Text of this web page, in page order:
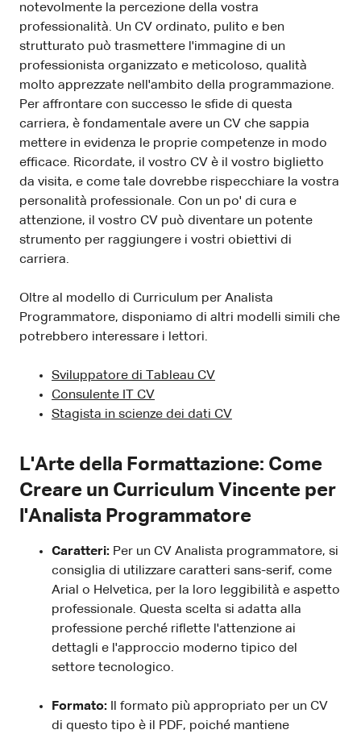
notevolmente la percezione della vostra
professionalità. Un CV ordinato, pulito e ben
strutturato può trasmettere l'immagine di un
professionista organizzato e meticoloso, qualità
molto apprezzate nell'ambito della programmazione.
Per affrontare con successo le sfide di questa
carriera, è fondamentale avere un CV che sappia
mettere in evidenza le proprie competenze in modo
efficace. Ricordate, il vostro CV è il vostro biglietto
da visita, e come tale dovrebbe rispecchiare la vostra
personalità professionale. Con un po' di cura e
attenzione, il vostro CV può diventare un potente
strumento per raggiungere i vostri obiettivi di
carriera.
Oltre al modello di Curriculum per Analista
Programmatore, disponiamo di altri modelli simili che
potrebbero interessare i lettori.
Sviluppatore di Tableau CV
Consulente IT CV
Stagista in scienze dei dati CV
L'Arte della Formattazione: Come
Creare un Curriculum Vincente per
l'Analista Programmatore
Caratteri: Per un CV Analista programmatore, si
consiglia di utilizzare caratteri sans-serif, come
Arial o Helvetica, per la loro leggibilità e aspetto
professionale. Questa scelta si adatta alla
professione perché riflette l'attenzione ai
dettagli e l'approccio moderno tipico del
settore tecnologico.
Formato: Il formato più appropriato per un CV
di questo tipo è il PDF, poiché mantiene